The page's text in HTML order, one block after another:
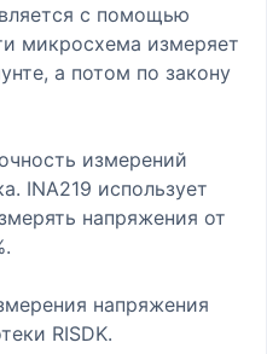
с помощью
микросхема измеряет
а потом по закону
измерений
INA219 использует
напряжения от
напряжения
RISDK.